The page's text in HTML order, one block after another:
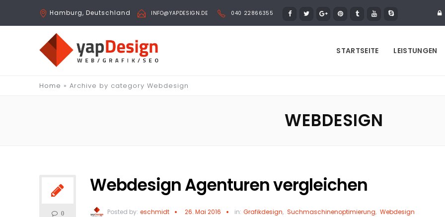
Hamburg, Deutschland INFO@YAPDESIGN.DE 040 22866355
STARTSEITE LEISTUNGEN
Home » Archive by category Webdesign
WEBDESIGN
0
Webdesign Agenturen vergleichen
Posted by: eschmidt 26. Mai 2016 in: Grafikdesign, Suchmaschinenoptimierung, Webdesign